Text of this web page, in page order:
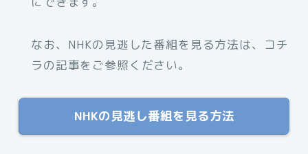
なお、NHKの見逃した番組を見る方法は、コチ
ラの記事をご参照ください。
NHKの見逃し番組を見る方法